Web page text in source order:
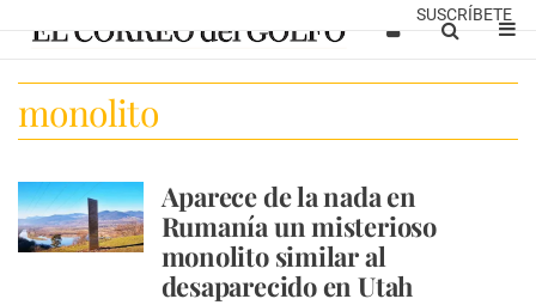
SUSCRÍBETE
monolito
Aparece de la nada en
Rumanía un misterioso
monolito similar al
desaparecido en Utah